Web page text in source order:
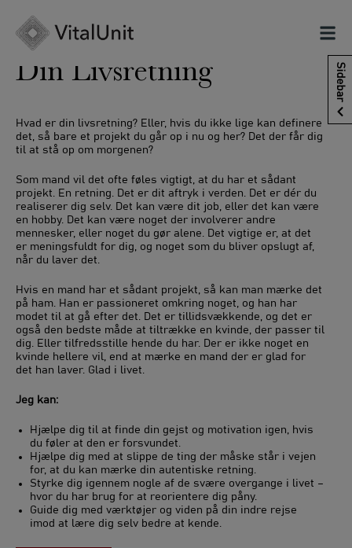
indholdet
Din Livsretning
Hvad er din livsretning? Eller, hvis du ikke lige kan definere
det, så bare et projekt du går op i nu og her? Det der får dig
til at stå op om morgenen?
Som mand vil det ofte føles vigtigt, at du har et sådant
projekt. En retning. Det er dit aftryk i verden. Det er dér du
realiserer dig selv. Det kan være dit job, eller det kan være
en hobby. Det kan være noget der involverer andre
mennesker, eller noget du gør alene. Det vigtige er, at det
er meningsfuldt for dig, og noget som du bliver opslugt af,
når du laver det.
Hvis en mand har et sådant projekt, så kan man mærke det
på ham. Han er passioneret omkring noget, og han har
modet til at gå efter det. Det er tillidsvækkende, og det er
også den bedste måde at tiltrække en kvinde, der passer til
dig. Eller tilfredsstille hende du har. Der er ikke noget en
kvinde hellere vil, end at mærke en mand der er glad for
det han laver. Glad i livet.
Jeg kan:
Hjælpe dig til at finde din gejst og motivation igen, hvis
du føler at den er forsvundet.
Hjælpe dig med at slippe de ting der måske står i vejen
for, at du kan mærke din autentiske retning.
Styrke dig igennem nogle af de svære overgange i livet –
hvor du har brug for at reorientere dig påny.
Guide dig med værktøjer og viden på din indre rejse
imod at lære dig selv bedre at kende.
Sidebar